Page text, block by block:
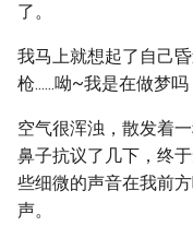
了。
我马上就想起了自己
枪......呦~我是在做梦吗
空气很浑浊，散发着
鼻子抗议了几下，终
些细微的声音在我前
声。